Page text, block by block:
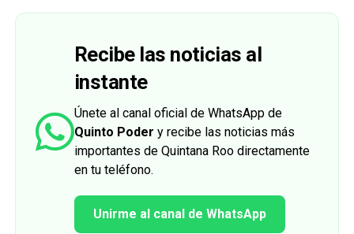
Recibe las noticias al
instante
Únete al canal oficial de WhatsApp de
Quinto Poder y recibe las noticias más
importantes de Quintana Roo directamente
en tu teléfono.
Unirme al canal de WhatsApp